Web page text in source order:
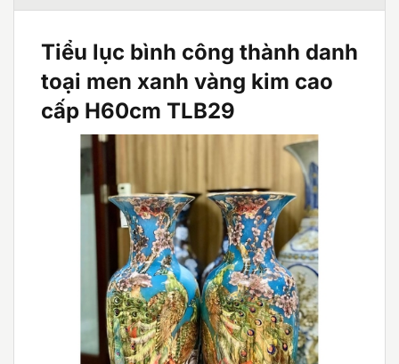
Tiểu lục bình công thành danh
toại men xanh vàng kim cao
cấp H60cm TLB29